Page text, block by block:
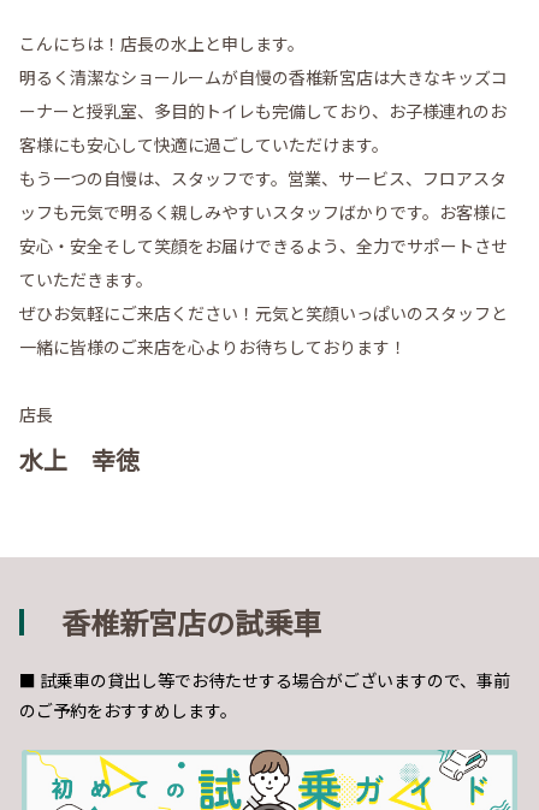
こんにちは！店長の水上と申します。
明るく清潔なショールームが自慢の香椎新宮店は大きなキッズコ
ーナーと授乳室、多目的トイレも完備しており、お子様連れのお
客様にも安心して快適に過ごしていただけます。
もう一つの自慢は、スタッフです。営業、サービス、フロアスタ
ッフも元気で明るく親しみやすいスタッフばかりです。お客様に
安心・安全そして笑顔をお届けできるよう、全力でサポートさせ
ていただきます。
ぜひお気軽にご来店ください！元気と笑顔いっぱいのスタッフと
一緒に皆様のご来店を心よりお待ちしております！
店長
水上 幸徳
香椎新宮店の試乗車
■ 試乗車の貸出し等でお待たせする場合がございますので、事前
のご予約をおすすめします。